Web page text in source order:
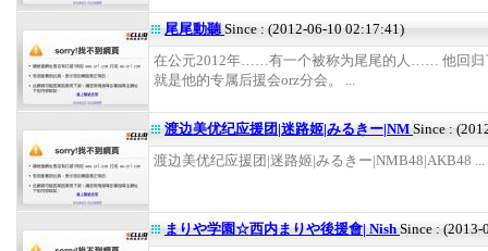
尾尾動聽Since : (2012-06-10 02:17:41)
在公元2012年……有一个被称为尾尾的人…… 他回归
就是他的专属后援会orz分会。 ...
渡边美优纪应援团|迷路姬|みるきー|NM Since :
渡边美优纪应援团|迷路姬|みるきー|NMB48|AKB48 ...
まりや学園☆西内まりや後援會| Nish Since :